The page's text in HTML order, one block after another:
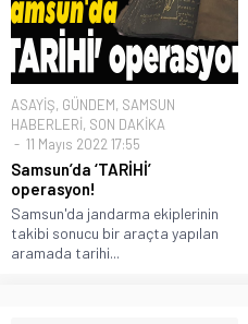
ASAYİŞ, GÜNDEM, SAMSUN
HABERLERİ, SON DAKİKA
11 Mayıs 2022 17:55
Samsun’da ‘TARİHİ’
operasyon!
Samsun'da jandarma ekiplerinin
takibi sonucu bir araçta yapılan
aramada tarihi...